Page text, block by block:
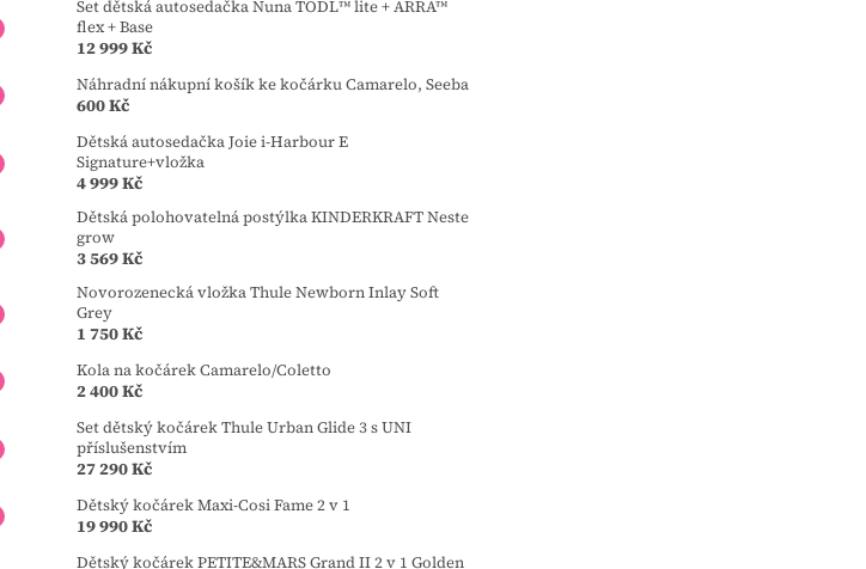
Set dětská autosedačka Nuna TODL™ lite + ARRA™
flex + Base
12 999 Kč
Náhradní nákupní košík ke kočárku Camarelo, Seeba
600 Kč
Dětská autosedačka Joie i-Harbour E
Signature+vložka
4 999 Kč
Dětská polohovatelná postýlka KINDERKRAFT Neste
grow
3 569 Kč
Novorozenecká vložka Thule Newborn Inlay Soft
Grey
1 750 Kč
Kola na kočárek Camarelo/Coletto
2 400 Kč
Set dětský kočárek Thule Urban Glide 3 s UNI
příslušenstvím
27 290 Kč
Dětský kočárek Maxi-Cosi Fame 2 v 1
19 990 Kč
Dětský kočárek PETITE&MARS Grand II 2 v 1 Golden